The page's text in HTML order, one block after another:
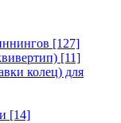
[127]
[11]
колец) для
[14]